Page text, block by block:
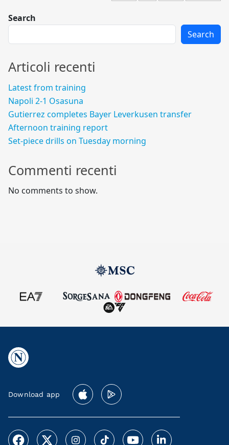
Search
Search
Articoli recenti
Latest from training
Napoli 2-1 Osasuna
Gutierrez completes Bayer Leverkusen transfer
Afternoon training report
Set-piece drills on Tuesday morning
Commenti recenti
No comments to show.
Download app